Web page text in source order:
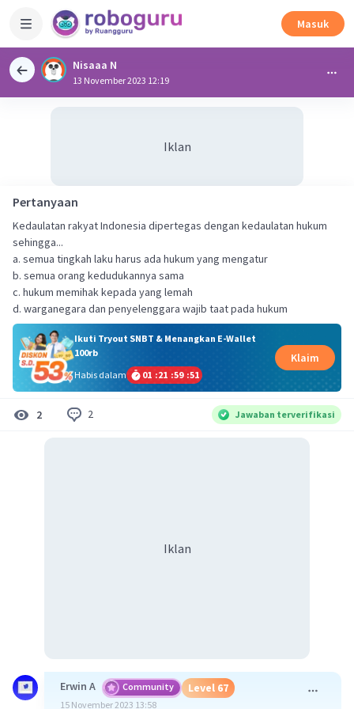
Masuk
Nisaaa N
13 November 2023 12:19
Iklan
Pertanyaan
Kedaulatan rakyat Indonesia dipertegas dengan kedaulatan hukum
sehingga...
a. semua tingkah laku harus ada hukum yang mengatur
b. semua orang kedudukannya sama
c. hukum memihak kepada yang lemah
d. warganegara dan penyelenggara wajib taat pada hukum
Ikuti Tryout SNBT & Menangkan E-Wallet
100rb
Habis dalam
01 :21 :59 :50
Klaim
2 2 Jawaban terverifikasi
Iklan
Erwin A Community Level 67
15 November 2023 13:58